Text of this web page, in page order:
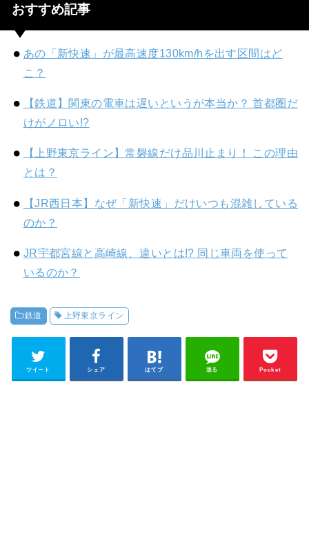
おすすめ記事
あの「新快速」が最高速度130km/hを出す区間はど
こ？
【鉄道】関東の電車は遅いというが本当か？ 首都圏だ
けがノロい!?
【上野東京ライン】常磐線だけ品川止まり！ この理由
とは？
【JR西日本】なぜ「新快速」だけいつも混雑している
のか？
JR宇都宮線と高崎線、違いとは!? 同じ車両を使って
いるのか？
鉄道 上野東京ライン
ツイート シェア はてブ 送る Pocket